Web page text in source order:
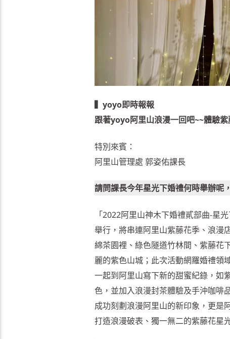
▍yoyo即時報報
跟著yoyo阿里山浪漫一回吧~~體驗
特別來賓：
阿里山管理處 郭姿佑課長
請問課長今年星光下婚禮何時舉辦呢
「2022阿里山神木下婚禮貳部曲-星
舉行，將串連阿里山紫藤花季、浪漫
綿茶園裡、綠色隧道竹林間、紫藤花
麗的紫色山城；此次活動網羅婚禮領
一起到阿里山寫下新的甜蜜紀錄，如
色，並加入浪漫封茶體驗及手沖咖啡
成功刻劃浪漫阿里山的新印象，更是
打造浪漫破表、獨一無二的紫藤花星